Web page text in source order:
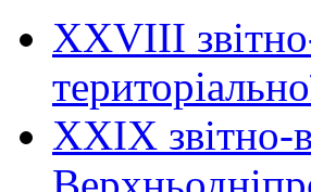
ХХVIII
XXIX звітно-